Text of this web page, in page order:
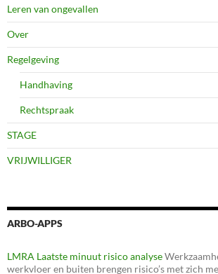
Leren van ongevallen
Over
Regelgeving
Handhaving
Rechtspraak
STAGE
VRIJWILLIGER
ARBO-APPS
LMRA Laatste minuut risico analyse
werkvloer en buiten brengen risico’s met zich